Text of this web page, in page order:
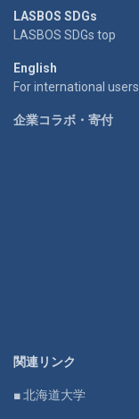
LASBOS SDGs
LASBOS SDGs top
English
For international users
企業コラボ・寄付
関連リンク
■ 北海道大学